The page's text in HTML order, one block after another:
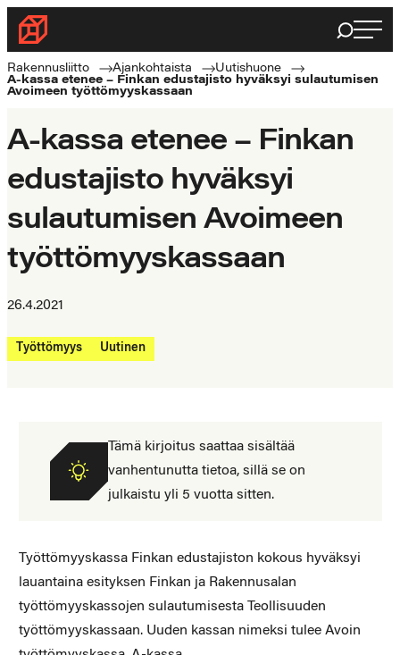
Siirry
suoraan
sisältöön
Rakennusliitto
Rakennusalan
ammattilaisten
Haku
Rakennusliitto Ajankohtaista
Uutishuone
A-kassa etenee – Finkan edustajisto hyväksyi sulautumisen
Avoimeen työttömyyskassaan
A-kassa etenee – Finkan
edustajisto hyväksyi
sulautumisen Avoimeen
työttömyyskassaan
26.4.2021
Työttömyys Uutinen
Tämä kirjoitus saattaa sisältää
vanhentunutta tietoa, sillä se on
julkaistu yli 5 vuotta sitten.
Työttömyyskassa Finkan edustajiston kokous hyväksyi
lauantaina esityksen Finkan ja Rakennusalan
työttömyyskassojen sulautumisesta Teollisuuden
työttömyyskassaan. Uuden kassan nimeksi tulee Avoin